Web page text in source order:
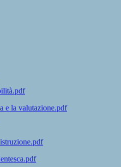
e la valutazione.pdf